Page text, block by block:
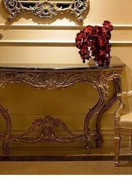
مدرن در خانه
ایرانی